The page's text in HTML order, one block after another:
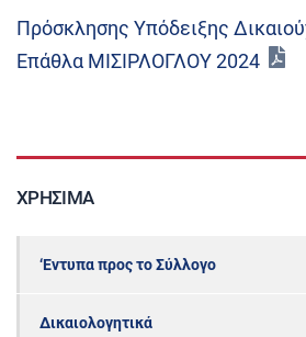
Πρόσκλησης Υπόδειξης
Επάθλα ΜΙΣΙΡΛΟΓΛΟΥ 2024
ΧΡΉΣΙΜΑ
‘Εντυπα προς το Σύλλογο
Δικαιολογητικά